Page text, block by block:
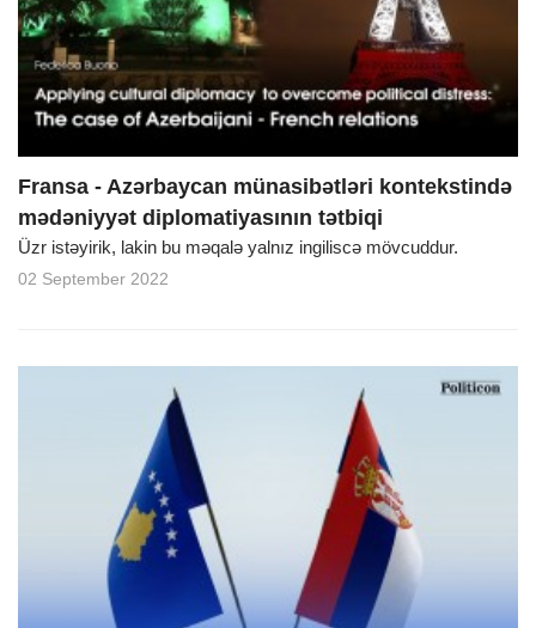
n
Fransa - Azərbaycan münasibətləri kontekstində
mədəniyyət diplomatiyasının tətbiqi
Üzr istəyirik, lakin bu məqalə yalnız ingiliscə mövcuddur.
02 September 2022